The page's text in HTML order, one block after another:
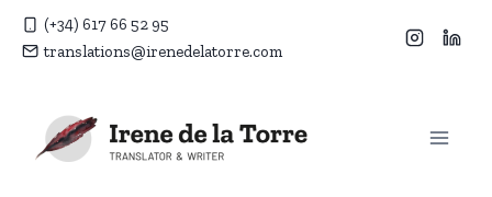
Saltar(+34) 617 66 52 95
translations@irenedelatorre.com